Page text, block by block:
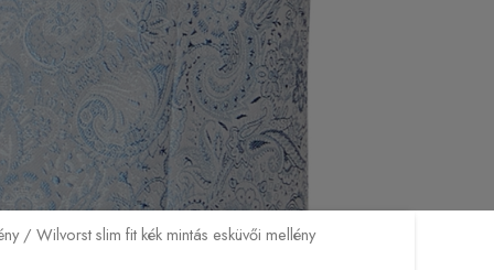
/ Wilvorst slim fit kék mintás esküvői mellény